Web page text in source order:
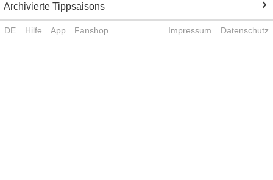
Archivierte Tippsaisons
DE Hilfe App Fanshop Impressum Datenschutz